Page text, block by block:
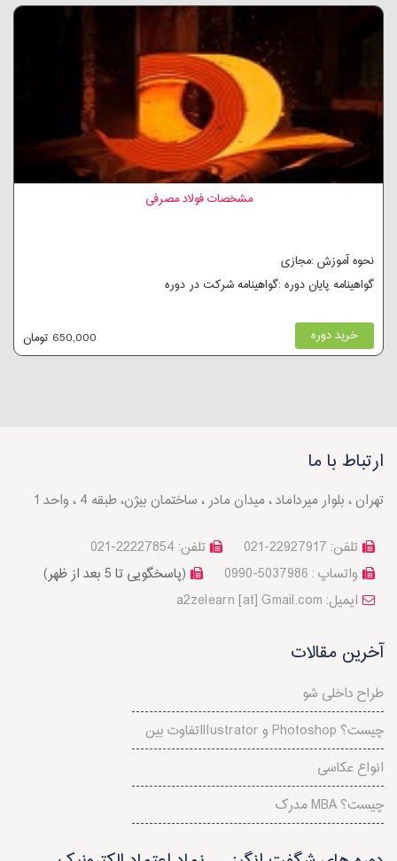
مشخصات فولاد مصرفی
نحوه آموزش :مجازی
گواهینامه پایان دوره :گواهینامه شرکت در دوره
خرید دوره 650,000 تومان
ارتباط با ما
تهران ، بلوار میرداماد ، میدان مادر ، ساختمان بیژن، طبقه 4 ، واحد 1
تلفن: 22227854-021
تلفن: 22927917-021
(پاسخگویی تا 5 بعد از ظهر)
واتساپ : 5037986-0990
a2zelearn [at] Gmail.com :ایمیل
آخرین مقالات
طراح داخلی شو
تفاوت بینIllustrator و Photoshop چیست؟
انواع عکاسی
مدرک MBA چیست؟